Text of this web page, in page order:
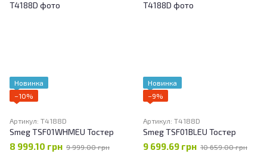
Новинка
−10%
Артикул: T4188D
Smeg TSF01WHMEU Тостер
8 999.10 грн 9 999.00 грн
Новинка
−9%
Артикул: T4188D
Smeg TSF01BLEU Тостер
9 699.69 грн 10 659.00 грн